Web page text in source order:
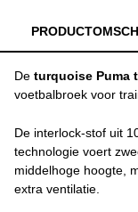
De turquoise Puma
voetbalbroek voor
De interlock-stof uit
technologie voert
middelhoge hoogte,
extra ventilatie.